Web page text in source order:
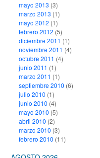
mayo 2013 (3)
marzo 2013 (1)
mayo 2012 (1)
febrero 2012 (5)
diciembre 2011 (1)
noviembre 2011 (4)
octubre 2011 (4)
junio 2011 (1)
marzo 2011 (1)
septiembre 2010 (6)
julio 2010 (1)
junio 2010 (4)
mayo 2010 (5)
abril 2010 (2)
marzo 2010 (3)
febrero 2010 (11)